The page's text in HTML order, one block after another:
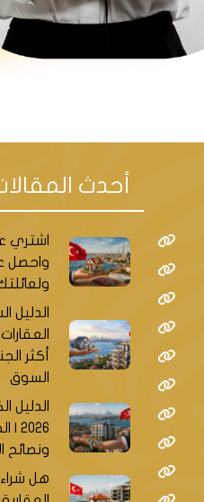
الذي يقع في منطقة
أحدث
واحصل
الدليل
أكثر
السوق
الدليل
ونصائح
هل